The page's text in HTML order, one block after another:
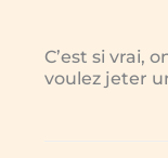
C’est si vrai,
voulez jeter